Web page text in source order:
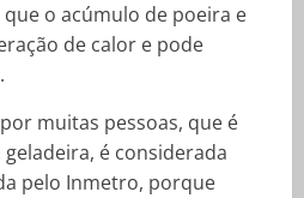
o acúmulo de poeira e
de calor e pode
muitas pessoas, que é
é considerada
pelo Inmetro, porque